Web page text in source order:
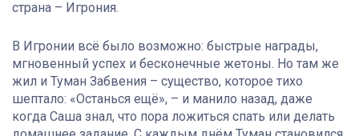
страна – Игрония.
В Игронии всё было возможно: быстрые награды,
мгновенный успех и бесконечные жетоны. Но там же
жил и Туман Забвения – существо, которое тихо
шептало: «Останься ещё», – и манило назад, даже
когда Саша знал, что пора ложиться спать или делать